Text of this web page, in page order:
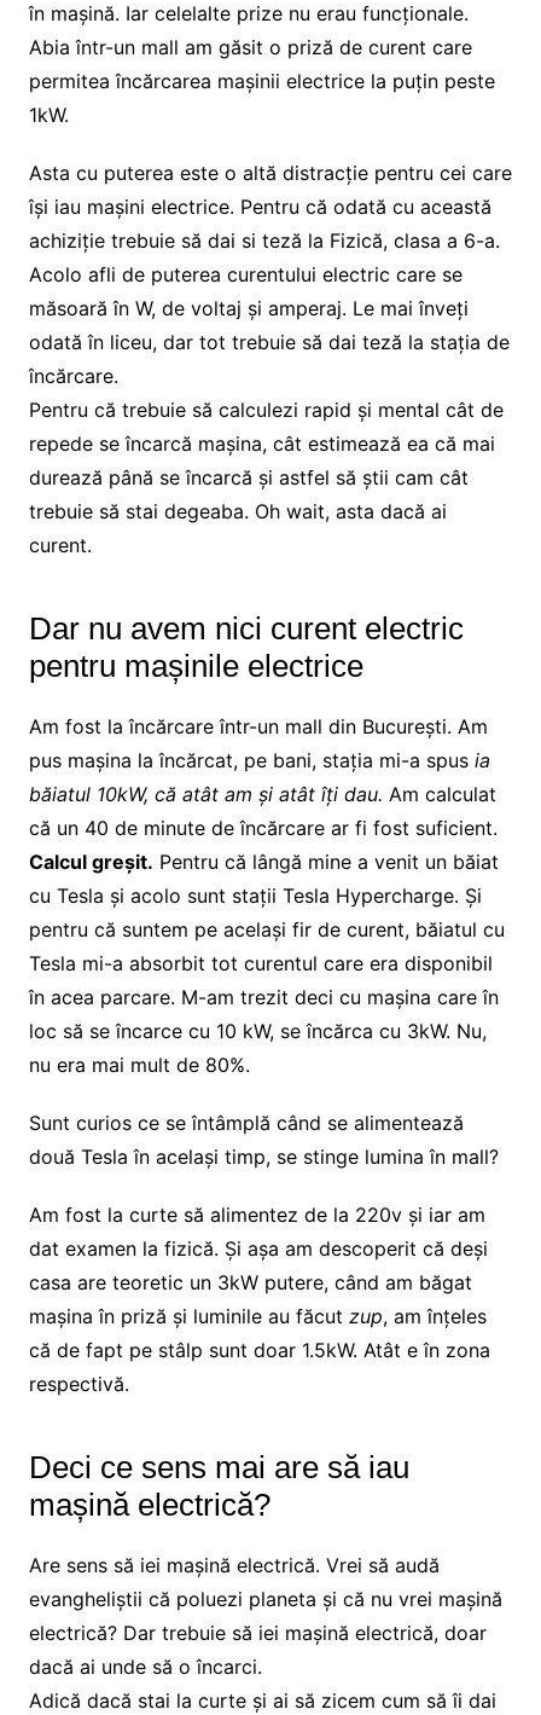
în mașină. Iar celelalte prize nu erau funcționale.
Abia într-un mall am găsit o priză de curent care
permitea încărcarea mașinii electrice la puțin peste
1kW.
Asta cu puterea este o altă distracție pentru cei care
își iau mașini electrice. Pentru că odată cu această
achiziție trebuie să dai si teză la Fizică, clasa a 6-a.
Acolo afli de puterea curentului electric care se
măsoară în W, de voltaj și amperaj. Le mai înveți
odată în liceu, dar tot trebuie să dai teză la stația de
încărcare.
Pentru că trebuie să calculezi rapid și mental cât de
repede se încarcă mașina, cât estimează ea că mai
durează până se încarcă și astfel să știi cam cât
trebuie să stai degeaba. Oh wait, asta dacă ai
curent.
Dar nu avem nici curent electric
pentru mașinile electrice
Am fost la încărcare într-un mall din București. Am
pus mașina la încărcat, pe bani, stația mi-a spus ia
băiatul 10kW, că atât am și atât îți dau. Am calculat
că un 40 de minute de încărcare ar fi fost suficient.
Calcul greșit. Pentru că lângă mine a venit un băiat
cu Tesla și acolo sunt stații Tesla Hypercharge. Și
pentru că suntem pe același fir de curent, băiatul cu
Tesla mi-a absorbit tot curentul care era disponibil
în acea parcare. M-am trezit deci cu mașina care în
loc să se încarce cu 10 kW, se încărca cu 3kW. Nu,
nu era mai mult de 80%.
Sunt curios ce se întâmplă când se alimentează
două Tesla în același timp, se stinge lumina în mall?
Am fost la curte să alimentez de la 220v și iar am
dat examen la fizică. Și așa am descoperit că deși
casa are teoretic un 3kW putere, când am băgat
mașina în priză și luminile au făcut zup, am înțeles
că de fapt pe stâlp sunt doar 1.5kW. Atât e în zona
respectivă.
Deci ce sens mai are să iau
mașină electrică?
Are sens să iei mașină electrică. Vrei să audă
evangheliștii că poluezi planeta și că nu vrei mașină
electrică? Dar trebuie să iei mașină electrică, doar
dacă ai unde să o încarci.
Adică dacă stai la curte și ai să zicem cum să îi dai